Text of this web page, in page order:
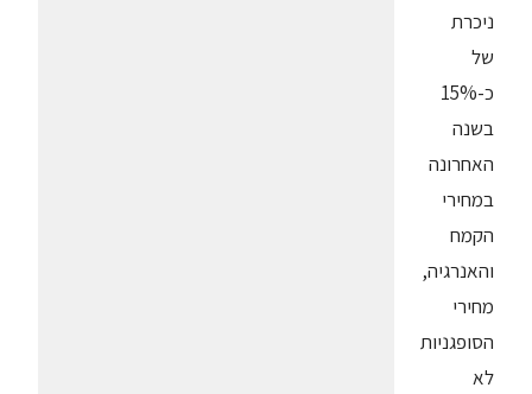
ניכרת
של
כ-15%
בשנה
האחרונה
במחירי
הקמח
והאנרגיה,
מחירי
הסופגניות
לא